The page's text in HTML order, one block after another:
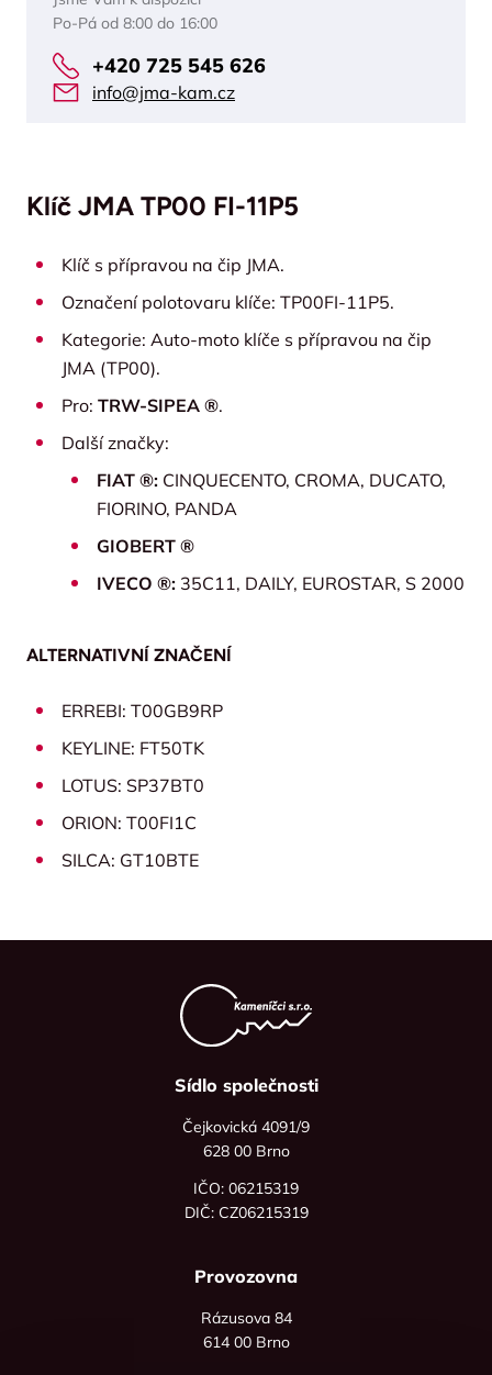
Po-Pá od 8:00 do 16:00
+420 725 545 626
info@jma-kam.cz
Klíč JMA TP00 FI-11P5
Klíč s přípravou na čip JMA.
Označení polotovaru klíče: TP00FI-11P5.
Kategorie: Auto-moto klíče s přípravou na čip
JMA (TP00).
Pro: TRW-SIPEA ®.
Další značky:
FIAT ®: CINQUECENTO, CROMA, DUCATO,
FIORINO, PANDA
GIOBERT ®
IVECO ®: 35C11, DAILY, EUROSTAR, S 2000
ALTERNATIVNÍ ZNAČENÍ
ERREBI: T00GB9RP
KEYLINE: FT50TK
LOTUS: SP37BT0
ORION: T00FI1C
SILCA: GT10BTE
Sídlo společnosti
Čejkovická 4091/9
628 00 Brno
IČO: 06215319
DIČ: CZ06215319
Provozovna
Rázusova 84
614 00 Brno